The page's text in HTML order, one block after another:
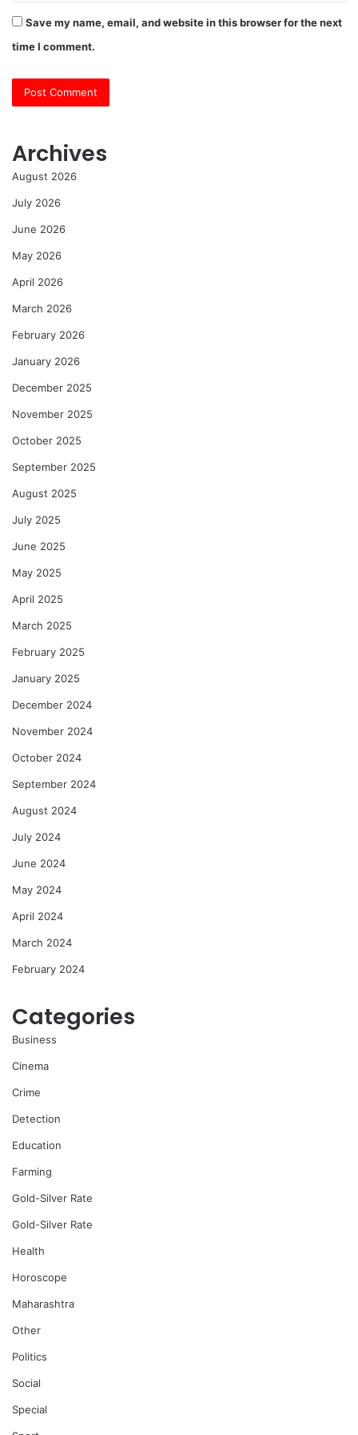
Save my name, email, and website in this browser for the next
time I comment.
Archives
August 2026
July 2026
June 2026
May 2026
April 2026
March 2026
February 2026
January 2026
December 2025
November 2025
October 2025
September 2025
August 2025
July 2025
June 2025
May 2025
April 2025
March 2025
February 2025
January 2025
December 2024
November 2024
October 2024
September 2024
August 2024
July 2024
June 2024
May 2024
April 2024
March 2024
February 2024
Categories
Business
Cinema
Crime
Detection
Education
Farming
Gold-Silver Rate
Gold-Silver Rate
Health
Horoscope
Maharashtra
Other
Politics
Social
Special